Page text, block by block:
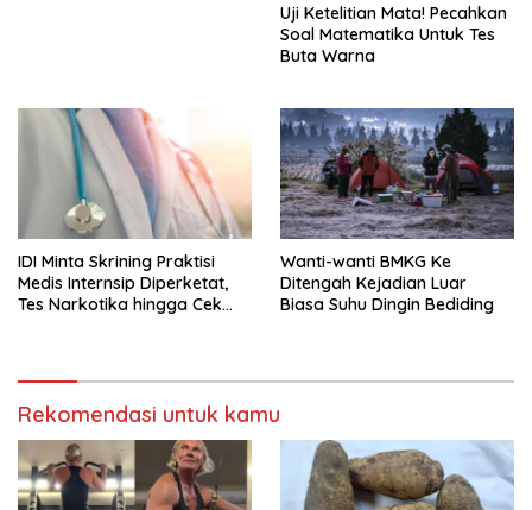
Uji Ketelitian Mata! Pecahkan
Soal Matematika Untuk Tes
Buta Warna
IDI Minta Skrining Praktisi
Medis Internsip Diperketat,
Tes Narkotika hingga Cek
Wanti-wanti BMKG Ke
Ditengah Kejadian Luar
Biasa Suhu Dingin Bediding
Rekomendasi untuk kamu